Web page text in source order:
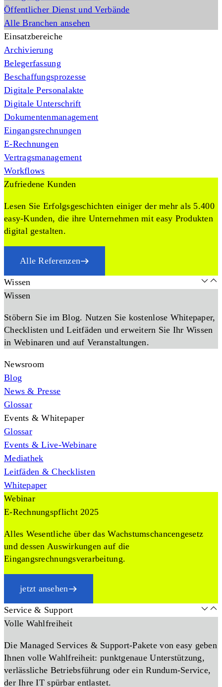
Öffentlicher Dienst und Verbände
Alle Branchen ansehen
Einsatzbereiche
Archivierung
Belegerfassung
Beschaffungsprozesse
Digitale Personalakte
Digitale Unterschrift
Dokumentenmanagement
Eingangsrechnungen
E-Rechnungen
Vertragsmanagement
Workflows
Zufriedene Kunden
Lesen Sie Erfolgsgeschichten einiger der mehr als 5.400
easy-Kunden, die ihre Unternehmen mit easy Produkten
digital gestalten.
Alle Referenzen
Wissen
Wissen
Stöbern Sie im Blog. Nutzen Sie kostenlose Whitepaper,
Checklisten und Leitfäden und erweitern Sie Ihr Wissen
in Webinaren und auf Veranstaltungen.
Newsroom
Blog
News & Presse
Glossar
Events & Whitepaper
Glossar
Events & Live-Webinare
Mediathek
Leitfäden & Checklisten
Whitepaper
Webinar
E-Rechnungspflicht 2025
Alles Wesentliche über das Wachstumschancengesetz
und dessen Auswirkungen auf die
Eingangsrechnungsverarbeitung.
jetzt ansehen
Service & Support
Volle Wahlfreiheit
Die Managed Services & Support-Pakete von easy geben
Ihnen volle Wahlfreiheit: punktgenaue Unterstützung,
verlässliche Betriebsführung oder ein Rundum-Service,
der Ihre IT spürbar entlastet.